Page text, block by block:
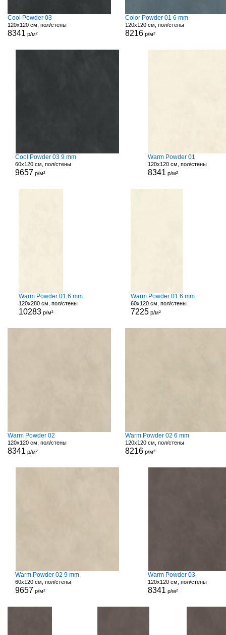
Cool Powder 03
120x120 см, пол/стены
8341 р/м²
Color Powder 01 6 mm
120x120 см, пол/стены
8216р/м²
Cool Powder 03 9 mm
60x120 см, пол/стены
9657 р/м²
Warm Powder 01
120x120 см, пол/стены
8341 р/м²
Warm Powder 01 6 mm
120x280 см, пол/стены
10283 р/м²
Warm Powder 01 6 mm
60x120 см, пол/стены
7225 р/м²
Warm Powder 02
120x120 см, пол/стены
8341 р/м²
Warm Powder 02 6 mm
120x120 см, пол/стены
8216р/м²
Warm Powder 02 9 mm
60x120 см, пол/стены
9657 р/м²
Warm Powder 03
120x120 см, пол/стены
8341 р/м²